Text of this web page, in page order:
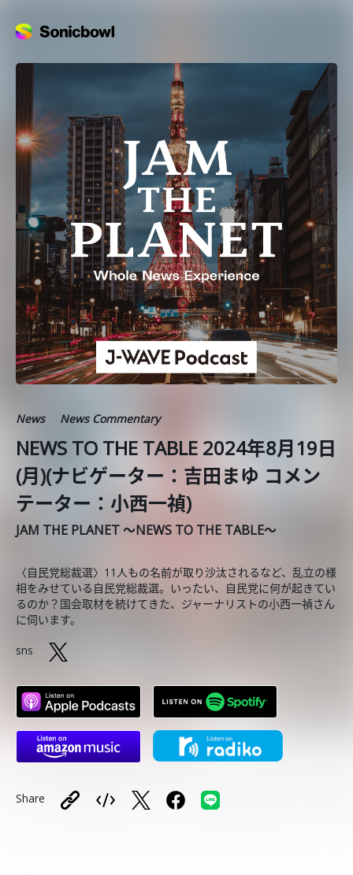
News News Commentary
NEWS TO THE TABLE 2024年8月19日
(月)(ナビゲーター：吉田まゆ コメン
テーター：小西一禎)
JAM THE PLANET ～NEWS TO THE TABLE～
〈自民党総裁選〉11人もの名前が取り沙汰されるなど、乱立の様
相をみせている自民党総裁選。いったい、自民党に何が起きてい
るのか？国会取材を続けてきた、ジャーナリストの小西一禎さん
に伺います。
sns
Share